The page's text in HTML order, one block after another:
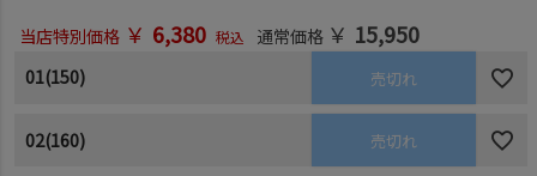
当店特別価格 ￥ 6,380 税込 通常価格 ￥ 15,950
01(150) 売切れ
02(160) 売切れ